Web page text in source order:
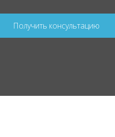
Получить консультацию